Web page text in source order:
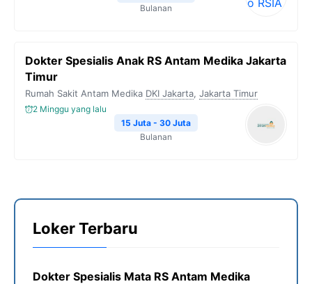
Bulanan
Dokter Spesialis Anak RS Antam Medika Jakarta
Timur
Rumah Sakit Antam Medika DKI Jakarta, Jakarta Timur
2 Minggu yang lalu
15 Juta - 30 Juta
Bulanan
Loker Terbaru
Dokter Spesialis Mata RS Antam Medika